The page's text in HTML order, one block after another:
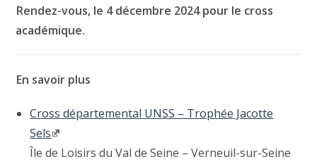
Rendez-vous, le 4 décembre 2024 pour le cross
académique.
En savoir plus
Cross départemental UNSS – Trophée Jacotte
Sels
Île de Loisirs du Val de Seine – Verneuil-sur-Seine